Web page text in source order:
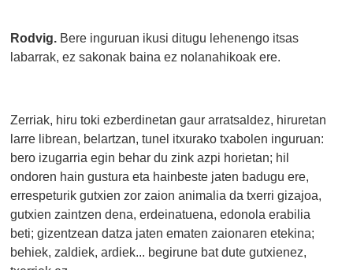
Rodvig. Bere inguruan ikusi ditugu lehenengo itsas
labarrak, ez sakonak baina ez nolanahikoak ere.
Zerriak, hiru toki ezberdinetan gaur arratsaldez, hiruretan
larre librean, belartzan, tunel itxurako txabolen inguruan:
bero izugarria egin behar du zink azpi horietan; hil
ondoren hain gustura eta hainbeste jaten badugu ere,
errespeturik gutxien zor zaion animalia da txerri gizajoa,
gutxien zaintzen dena, erdeinatuena, edonola erabilia
beti; gizentzean datza jaten ematen zaionaren etekina;
behiek, zaldiek, ardiek... begirune bat dute gutxienez,